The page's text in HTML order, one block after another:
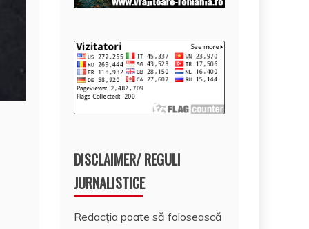
DISCLAIMER/ REGULI
JURNALISTICE
Redacția poate să folosească